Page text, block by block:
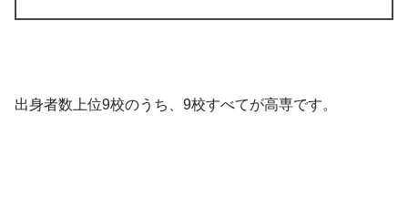
出身者数上位9校のうち、9校すべてが高専です。